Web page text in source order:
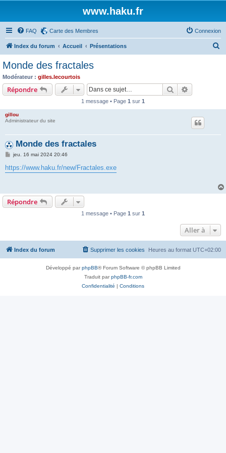
www.haku.fr
FAQ Carte des Membres Connexion
Index du forum Accueil Présentations
Monde des fractales
Modérateur : gilles.lecourtois
Répondre Rechercher
1 message • Page 1 sur 1
gillou
Administrateur du site
Monde des fractales
M
s
s
jeu. 16 mai 2024 20:46
https://www.haku.fr/new/Fractales.exe
Répondre
1 message • Page 1 sur 1
Aller à
Index du forum Heures au format UTC+02:00
Supprimer les cookies
Développé parphpBB® Forum Software © phpBB Limited
Traduit parphpBB-fr.com
Confidentialité | Conditions